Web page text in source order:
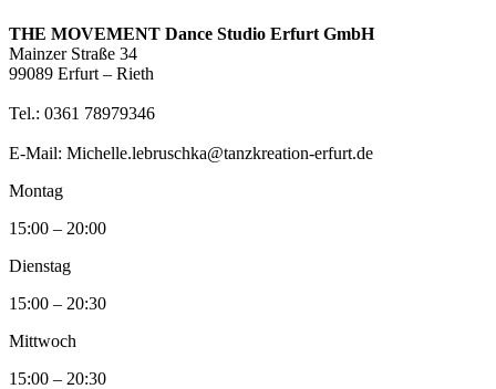
THE MOVEMENT Dance Studio Erfurt GmbH
Mainzer Straße 34
99089 Erfurt – Rieth
Tel.: 0361 78979346
E-Mail: Michelle.lebruschka@tanzkreation-erfurt.de
Montag
15:00 – 20:00
Dienstag
15:00 – 20:30
Mittwoch
15:00 – 20:30